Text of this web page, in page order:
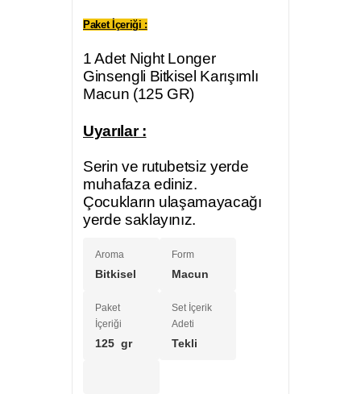
Paket İçeriği :
1 Adet Night Longer
Ginsengli Bitkisel Karışımlı
Macun (125 GR)
Uyarılar :
Serin ve rutubetsiz yerde
muhafaza ediniz.
Çocukların ulaşamayacağı
yerde saklayınız.
Aroma
Bitkisel
Form
Macun
Paket
İçeriği
125 gr
Set İçerik
Adeti
Tekli